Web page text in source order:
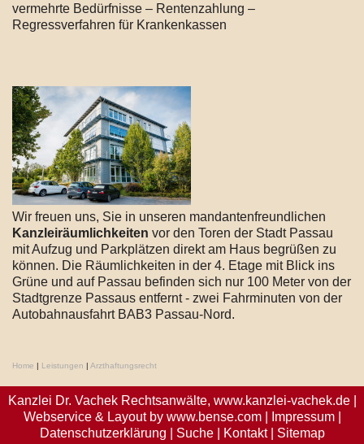
vermehrte Bedürfnisse – Rentenzahlung –
Regressverfahren für Krankenkassen
Wir freuen uns, Sie in unseren mandantenfreundlichen
Kanzleiräumlichkeiten vor den Toren der Stadt Passau
mit Aufzug und Parkplätzen direkt am Haus begrüßen zu
können. Die Räumlichkeiten in der 4. Etage mit Blick ins
Grüne und auf Passau befinden sich nur 100 Meter von der
Stadtgrenze Passaus entfernt - zwei Fahrminuten von der
Autobahnausfahrt BAB3 Passau-Nord.
Home | Leistungen | Arzthaftungsrecht
Kanzlei Dr. Vachek Rechtsanwälte, www.kanzlei-vachek.de|
Webservice & Layout by www.bense.com| Impressum|
Datenschutzerklärung
Suche| Kontakt| Sitemap